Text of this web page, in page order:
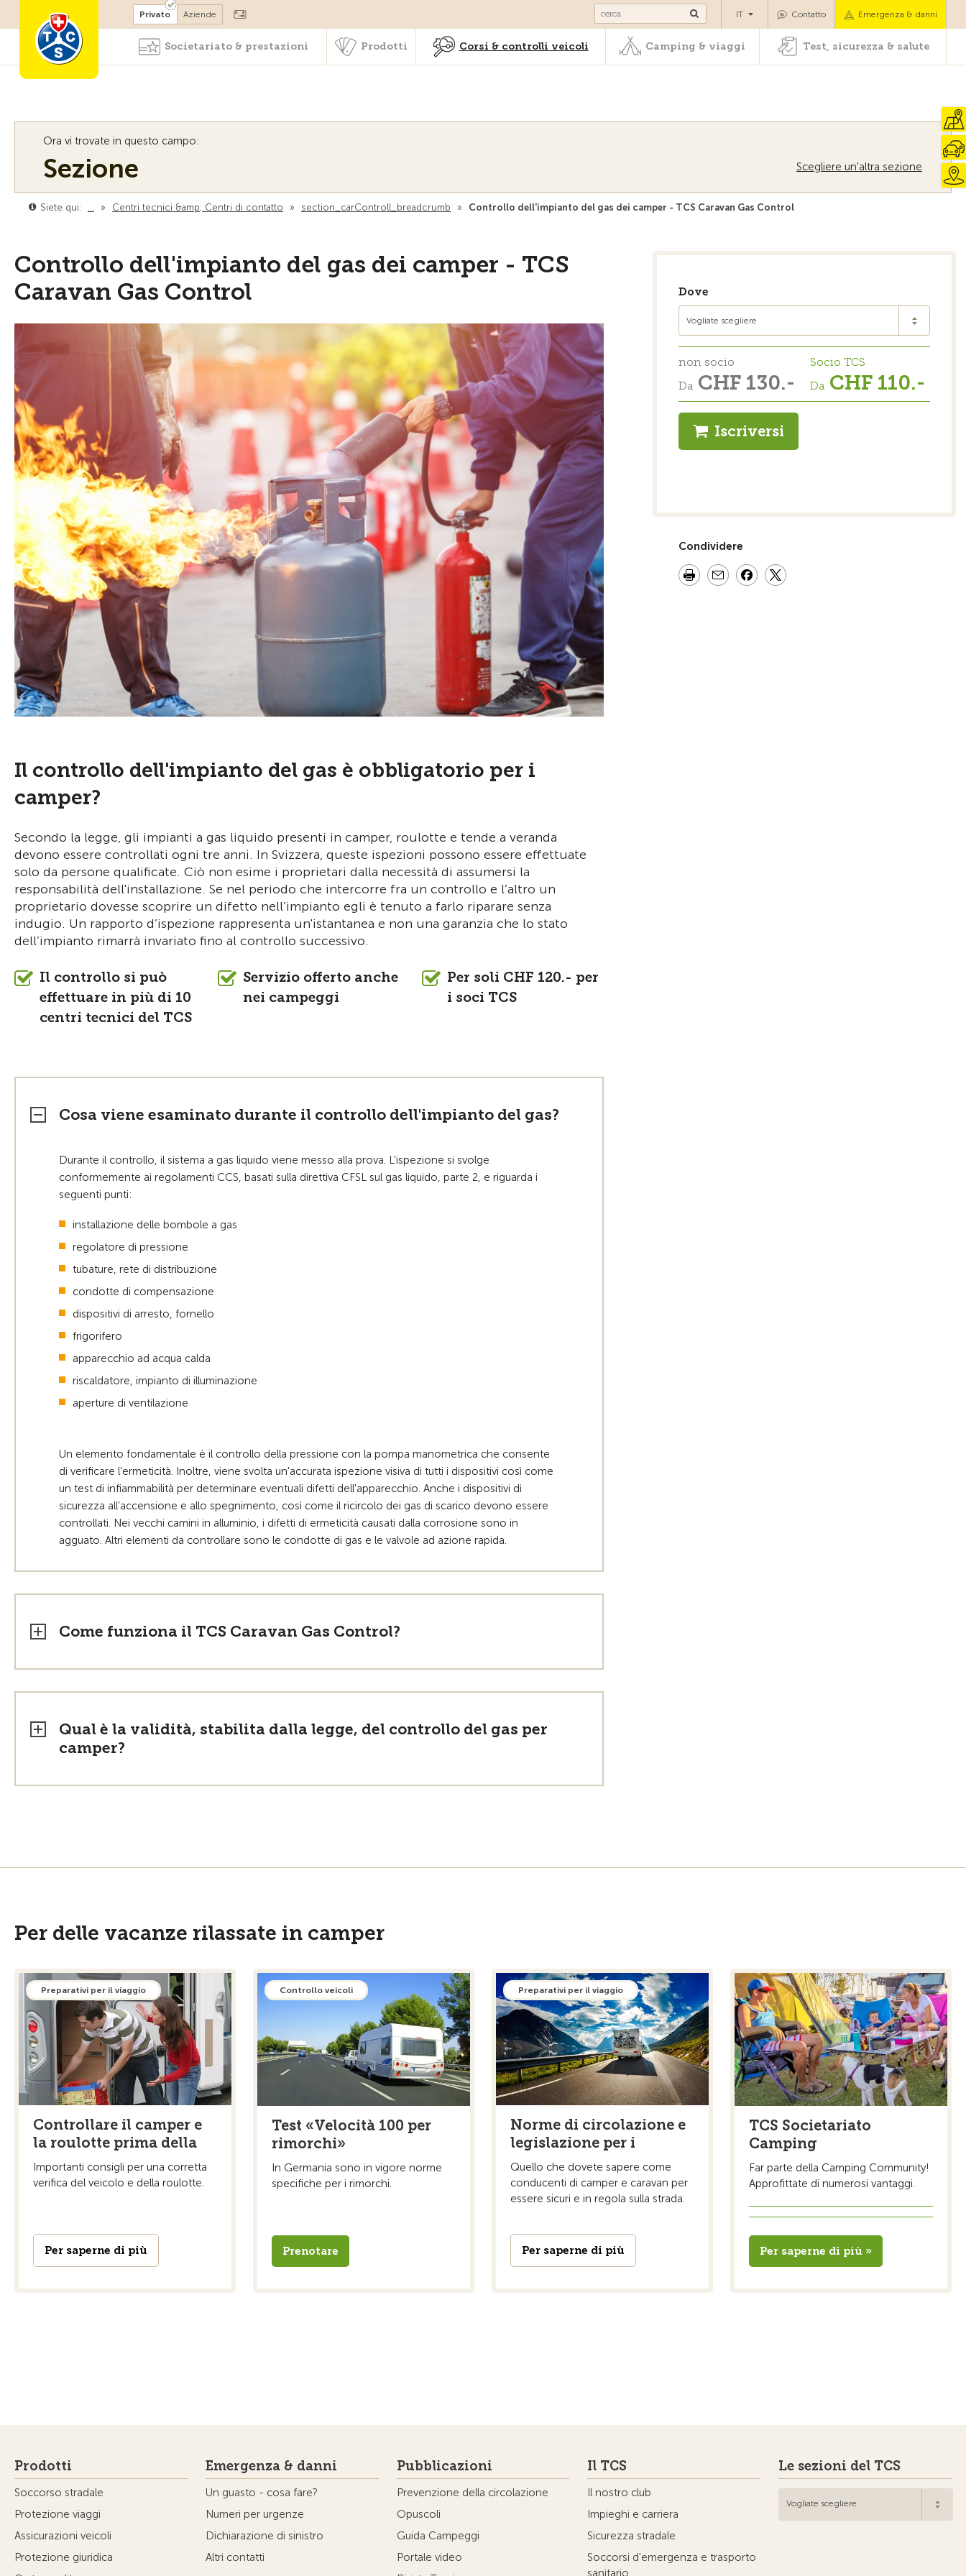
Diventare socio Corsi & controlli veicoli Camping & viaggi Test, sicurezza & salute
Privato Aziende Contatto Emergenza & danni
IT
Societariato & prestazioni Prodotti Corsi & controlli veicoli Camping & viaggi Test, sicurezza & salute
Ora vi trovate in questo campo:
Sezione Scegliere un'altra sezione
Siete qui: … » Centri tecnici &amp; Centri di contatto » section_carControll_breadcrumb » Controllo dell'impianto del gas dei camper - TCS Caravan Gas Control
Controllo dell'impianto del gas dei camper - TCS
Caravan Gas Control
Il controllo dell'impianto del gas è obbligatorio per i
camper?
Secondo la legge, gli impianti a gas liquido presenti in camper, roulotte e tende a veranda
devono essere controllati ogni tre anni. In Svizzera, queste ispezioni possono essere effettuate
solo da persone qualificate. Ciò non esime i proprietari dalla necessità di assumersi la
responsabilità dell'installazione. Se nel periodo che intercorre fra un controllo e l’altro un
proprietario dovesse scoprire un difetto nell’impianto egli è tenuto a farlo riparare senza
indugio. Un rapporto d’ispezione rappresenta un'istantanea e non una garanzia che lo stato
dell’impianto rimarrà invariato fino al controllo successivo.
Il controllo si può
effettuare in più di 10
centri tecnici del TCS
Servizio offerto anche
nei campeggi
Per soli CHF 120.- per
i soci TCS
Cosa viene esaminato durante il controllo dell'impianto del gas?
Durante il controllo, il sistema a gas liquido viene messo alla prova. L’ispezione si svolge
conformemente ai regolamenti CCS, basati sulla direttiva CFSL sul gas liquido, parte 2, e riguarda i
seguenti punti:
installazione delle bombole a gas
regolatore di pressione
tubature, rete di distribuzione
condotte di compensazione
dispositivi di arresto, fornello
frigorifero
apparecchio ad acqua calda
riscaldatore, impianto di illuminazione
aperture di ventilazione
Un elemento fondamentale è il controllo della pressione con la pompa manometrica che consente
di verificare l’ermeticità. Inoltre, viene svolta un'accurata ispezione visiva di tutti i dispositivi così come
un test di infiammabilità per determinare eventuali difetti dell'apparecchio. Anche i dispositivi di
sicurezza all’accensione e allo spegnimento, così come il ricircolo dei gas di scarico devono essere
controllati. Nei vecchi camini in alluminio, i difetti di ermeticità causati dalla corrosione sono in
agguato. Altri elementi da controllare sono le condotte di gas e le valvole ad azione rapida.
Come funziona il TCS Caravan Gas Control?
Qual è la validità, stabilita dalla legge, del controllo del gas per
camper?
Dove
Vogliate scegliere
non socio
DaCHF 130.-
Socio TCS
DaCHF 110.-
Iscriversi
Condividere
Per delle vacanze rilassate in camper
Preparativi per il viaggio
Controllare il camper e
la roulotte prima della
Importanti consigli per una corretta
verifica del veicolo e della roulotte.
Per saperne di più
Controllo veicoli
Test «Velocità 100 per
rimorchi»
In Germania sono in vigore norme
specifiche per i rimorchi.
Prenotare
Preparativi per il viaggio
Norme di circolazione e
legislazione per i
Quello che dovete sapere come
conducenti di camper e caravan per
essere sicuri e in regola sulla strada.
Per saperne di più
TCS Societariato
Camping
Far parte della Camping Community!
Approfittate di numerosi vantaggi.
Per saperne di più »
Prodotti
Soccorso stradale
Protezione viaggi
Assicurazioni veicoli
Protezione giuridica
Emergenza & danni
Un guasto - cosa fare?
Numeri per urgenze
Dichiarazione di sinistro
Altri contatti
Pubblicazioni
Prevenzione della circolazione
Opuscoli
Guida Campeggi
Portale video
Il TCS
Il nostro club
Impieghi e carriera
Sicurezza stradale
Soccorsi d'emergenza e trasporto
sanitario
Le sezioni del TCS
Vogliate scegliere